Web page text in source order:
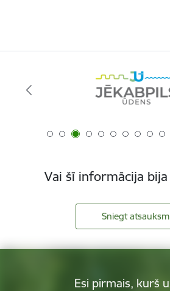
Vai šī informācija
Sniegt
Esi pirmais, kurš